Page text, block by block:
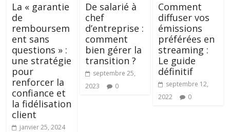
La « garantie
de
remboursem
ent sans
questions » :
une stratégie
pour
renforcer la
confiance et
la fidélisation
client
janvier 25, 2024
De salarié à
chef
d’entreprise :
comment
bien gérer la
transition ?
septembre 25,
2023
0
Comment
diffuser vos
émissions
préférées en
streaming :
Le guide
définitif
septembre 12,
2022
0